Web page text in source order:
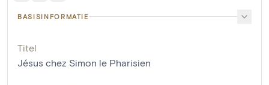
BASISINFORMATIE
Titel
Jésus chez Simon le Pharisien